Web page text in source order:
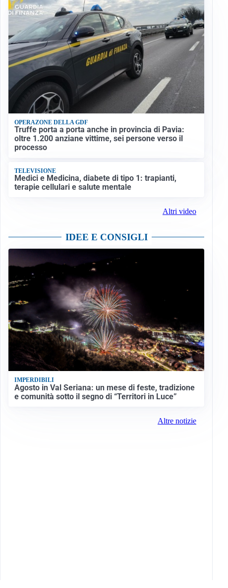
OPERAZONE DELLA GDF
Truffe porta a porta anche in provincia di Pavia:
oltre 1.200 anziane vittime, sei persone verso il
processo
TELEVISIONE
Medici e Medicina, diabete di tipo 1: trapianti,
terapie cellulari e salute mentale
Altri video
IDEE E CONSIGLI
IMPERDIBILI
Agosto in Val Seriana: un mese di feste, tradizione
e comunità sotto il segno di “Territori in Luce”
Altre notizie